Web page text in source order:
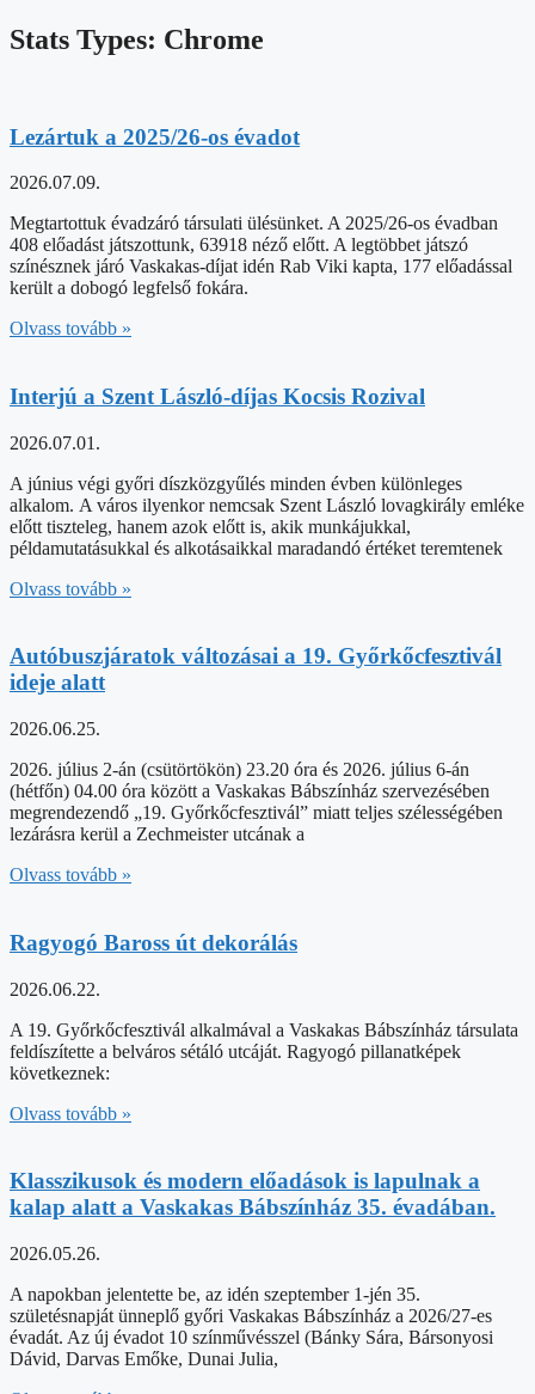
Stats Types: Chrome
Lezártuk a 2025/26-os évadot
2026.07.09.
Megtartottuk évadzáró társulati ülésünket. A 2025/26-os évadban
408 előadást játszottunk, 63918 néző előtt. A legtöbbet játszó
színésznek járó Vaskakas-díjat idén Rab Viki kapta, 177 előadással
került a dobogó legfelső fokára.
Olvass tovább »
Interjú a Szent László-díjas Kocsis Rozival
2026.07.01.
A június végi győri díszközgyűlés minden évben különleges
alkalom. A város ilyenkor nemcsak Szent László lovagkirály emléke
előtt tiszteleg, hanem azok előtt is, akik munkájukkal,
példamutatásukkal és alkotásaikkal maradandó értéket teremtenek
Olvass tovább »
Autóbuszjáratok változásai a 19. Győrkőcfesztivál
ideje alatt
2026.06.25.
2026. július 2-án (csütörtökön) 23.20 óra és 2026. július 6-án
(hétfőn) 04.00 óra között a Vaskakas Bábszínház szervezésében
megrendezendő „19. Győrkőcfesztivál” miatt teljes szélességében
lezárásra kerül a Zechmeister utcának a
Olvass tovább »
Ragyogó Baross út dekorálás
2026.06.22.
A 19. Győrkőcfesztivál alkalmával a Vaskakas Bábszínház társulata
feldíszítette a belváros sétáló utcáját. Ragyogó pillanatképek
következnek:
Olvass tovább »
Klasszikusok és modern előadások is lapulnak a
kalap alatt a Vaskakas Bábszínház 35. évadában.
2026.05.26.
A napokban jelentette be, az idén szeptember 1-jén 35.
születésnapját ünneplő győri Vaskakas Bábszínház a 2026/27-es
évadát. Az új évadot 10 színművésszel (Bánky Sára, Bársonyosi
Dávid, Darvas Emőke, Dunai Julia,